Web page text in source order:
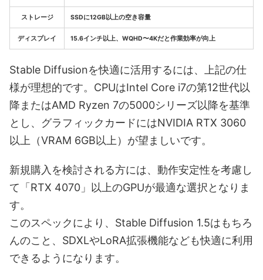
ストレージ SSDに12GB以上の空き容量
ディスプレイ 15.6インチ以上、WQHD〜4Kだと作業効率が向上
Stable Diffusionを快適に活用するには、上記の仕
様が理想的です。CPUはIntel Core i7の第12世代以
降またはAMD Ryzen 7の5000シリーズ以降を基準
とし、グラフィックカードにはNVIDIA RTX 3060
以上（VRAM 6GB以上）が望ましいです。
新規購入を検討される方には、動作安定性を考慮し
て「RTX 4070」以上のGPUが最適な選択となりま
す。
このスペックにより、Stable Diffusion 1.5はもちろ
んのこと、SDXLやLoRA拡張機能なども快適に利用
できるようになります。